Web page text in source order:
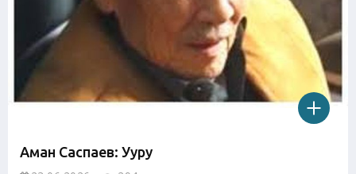
Аман Саспаев: Ууру